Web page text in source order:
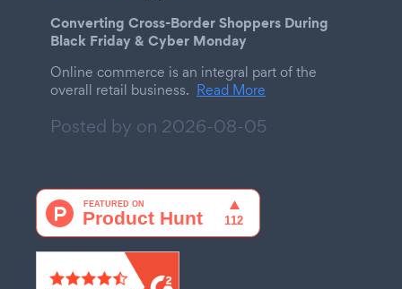
Converting Cross-Border Shoppers During
Black Friday & Cyber Monday
Online commerce is an integral part of the
overall retail business. Read More
Posted by on 2026-08-05